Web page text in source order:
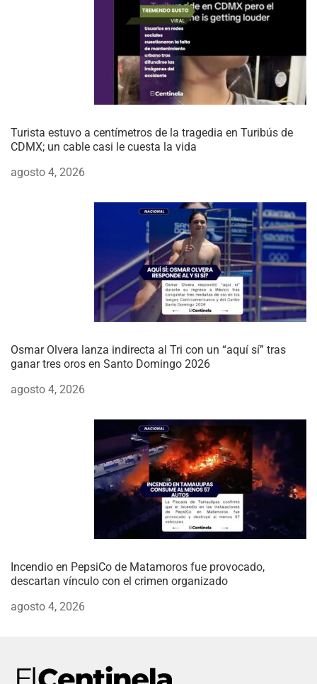
Turista estuvo a centímetros de la tragedia en Turibús de
CDMX; un cable casi le cuesta la vida
agosto 4, 2026
Osmar Olvera lanza indirecta al Tri con un “aquí sí” tras
ganar tres oros en Santo Domingo 2026
agosto 4, 2026
Incendio en PepsiCo de Matamoros fue provocado,
descartan vínculo con el crimen organizado
agosto 4, 2026